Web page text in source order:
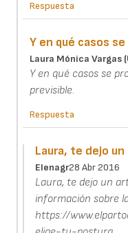
Respuesta
Y en qué casos
Laura Mónica Vargas
Y en qué casos se
previsible.
Respuesta
Laura, te dejo
Elenagr28 Abr 2016
Laura, te dejo un
información sobre
https://